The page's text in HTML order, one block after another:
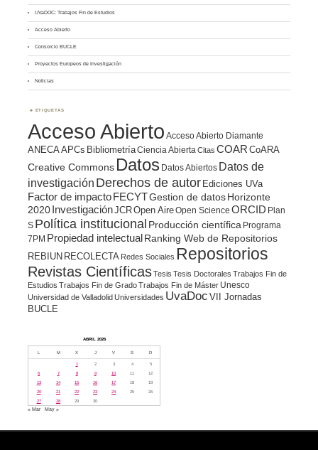
UVaDOC: Trabajos Fin de Estudios
Acceso Abierto
Consorcio BUCLE
Proyectos Europeos de Investigación
Noticias
ETIQUETAS
Acceso Abierto Acceso Abierto Diamante
ANECAAPCs BibliometríaCiencia Abierta Citas COAR CoARA
Creative Commons Datos Datos Abiertos Datos de
investigación Derechos de autor Ediciones UVa
Factor de impacto FECYTGestion de datosHorizonte
2020 InvestigaciónJCROpen AireOpen Science ORCID Plan
S Política institucional Producción científica Programa
7PM Propiedad intelectualRanking Web de Repositorios
REBIUN RECOLECTA Redes Sociales Repositorios
Revistas CientíficasTesis Tesis Doctorales Trabajos Fin de
Estudios Trabajos Fin de GradoTrabajos Fin de Máster Unesco
Universidad de Valladolid Universidades UvaDoc VII Jornadas
BUCLE
ABRIL 2026
L M X J V S D
1 2 3 4
5
6
7 8 9 10 11
12
13
14 15 16 17 18
19
20
21 22 23 24 25
26
27
28 29 30
« Mar May »